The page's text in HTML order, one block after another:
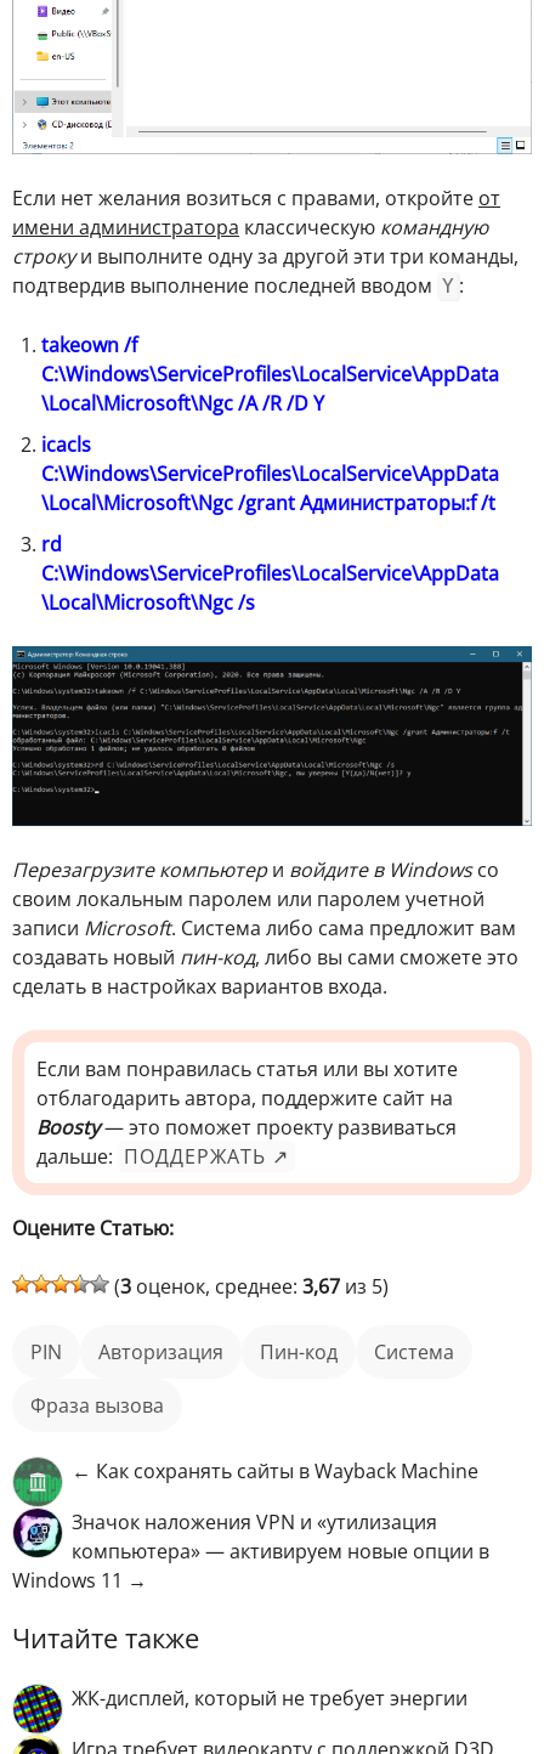
Если нет желания возиться с правами, откройте от
имени администратора классическую командную
строкуи выполните одну за другой эти три команды,
подтвердив выполнение последней вводом Y :
takeown /f
C:\Windows\ServiceProfiles\LocalService\AppData
\Local\Microsoft\Ngc /A /R /D Y
icacls
C:\Windows\ServiceProfiles\LocalService\AppData
\Local\Microsoft\Ngc /grant Администраторы:f /t
rd
C:\Windows\ServiceProfiles\LocalService\AppData
\Local\Microsoft\Ngc /s
Перезагрузите компьютери войдите в Windowsсо
своим локальным паролем или паролем учетной
записи Microsoft. Система либо сама предложит вам
создавать новый пин-код, либо вы сами сможете это
сделать в настройках вариантов входа.
Если вам понравилась статья или вы хотите
отблагодарить автора, поддержите сайт на
Boosty— это поможет проекту развиваться
дальше: ПОДДЕРЖАТЬ ↗
Оцените Статью:
(3 оценок, среднее: 3,67 из 5)
PIN авторизация пин-код
Система
фраза вызова
← Как сохранять сайты в Wayback Machine
Значок наложения VPN и «утилизация
компьютера» — активируем новые опции в
Windows 11 →
Читайте также
ЖК-дисплей, который не требует энергии